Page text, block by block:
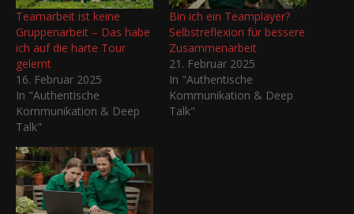
Teamarbeit ist keine
Gruppenarbeit – Das habe
ich auf die harte Tour
gelernt
16. Februar 2025
In "Authentische
Kommunikation & Deep
Talk"
Bin ich ein Teamplayer?
Selbstreflexion für bessere
Zusammenarbeit
21. Februar 2025
In "Authentische
Kommunikation & Deep
Talk"